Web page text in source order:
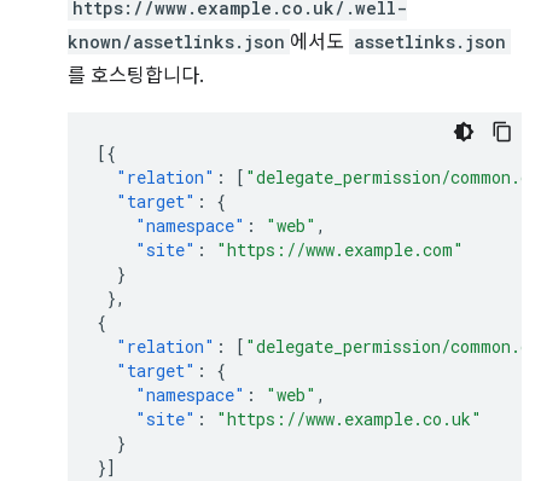
https://www.example.co.uk/.well-
known/assetlinks.json 에서도 assetlinks.json
를 호스팅합니다.
[{
"relation" : [ "delegate_permission/
"target" :
{
"namespace" : "web" ,
"site" :
"https://www.example.com"
}
},
{
"relation" : [ "delegate_permission/
"target" :
{
"namespace" : "web" ,
"site" :
"https://www.example.co.uk"
}
}]